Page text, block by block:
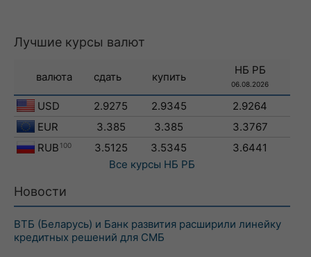
Лучшие курсы валют
валюта сдать купить
НБ РБ
06.08.2026
USD 2.9275 2.9345
2.9264
EUR
3.385 3.385
3.3767
RUB 100 3.5125 3.5345
3.6441
Все курсы НБ РБ
Новости
ВТБ (Беларусь) и Банк развития расширили линейку
кредитных решений для СМБ